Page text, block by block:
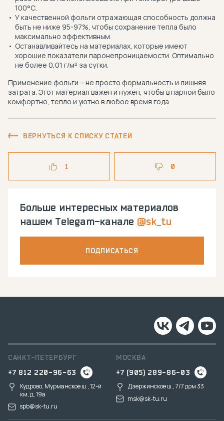
100°С.
У качественной фольги отражающая способность должна
быть не ниже 95-97%, чтобы сохранение тепла было
максимально эффективным.
Останавливайтесь на материалах, которые имеют
хорошие показатели паронепроницаемости. Оптимально
не более 0,01 г/м² за сутки.
Применение фольги – не просто формальность и лишняя
затрата. Этот материал важен и нужен, чтобы в парной было
комфортно, тепло и уютно в любое время года.
ВЕРНУТЬСЯ К СПИСКУ СТАТЕЙ
1 0
Больше интересных материалов
нашем Telegam-канале @sk_tu
ПОДПИСАТЬСЯ
САНКТ-ПЕТЕРБУРГ
+7 812 220-96-63
Кудрово, Мурманское ш., 12-й
км, д. 19a
spb@sk-tu.ru
МОСКВА
+7 (905) 289-86-03
Дзержинское ш., 7/7 дом 33
msk@sk-tu.ru